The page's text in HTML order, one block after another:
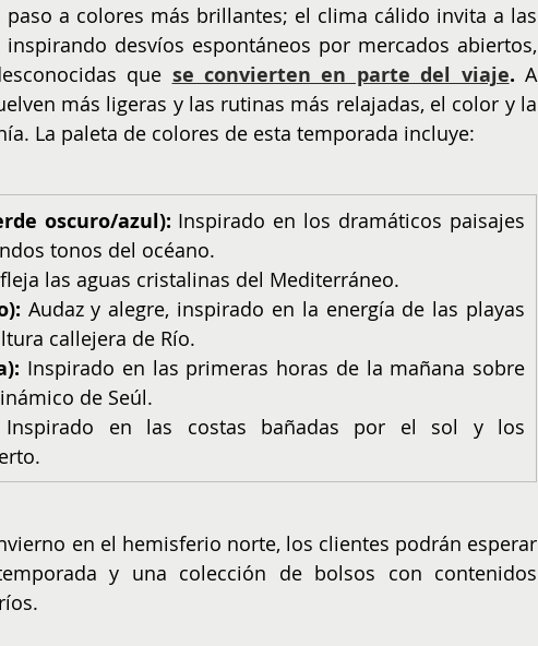
a colores más brillantes; el clima cálido invita a las
desvíos espontáneos por mercados abiertos,
que se convierten en parte del viaje. A
más ligeras y las rutinas más relajadas, el color y la
La paleta de colores de esta temporada incluye:
oscuro/azul): Inspirado en los dramáticos paisajes
tonos del océano.
las aguas cristalinas del Mediterráneo.
Audaz y alegre, inspirado en la energía de las playas
callejera de Río.
Inspirado en las primeras horas de la mañana sobre
de Seúl.
Inspirado en las costas bañadas por el sol y los
en el hemisferio norte, los clientes podrán esperar
y una colección de bolsos con contenidos